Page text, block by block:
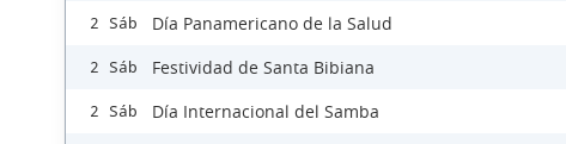
2 Sáb Día Panamericano de la Salud
2 Sáb Festividad de Santa Bibiana
2 Sáb Día Internacional del Samba